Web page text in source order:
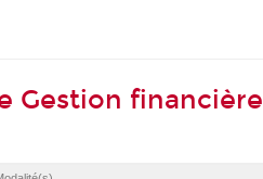
Gestion financière